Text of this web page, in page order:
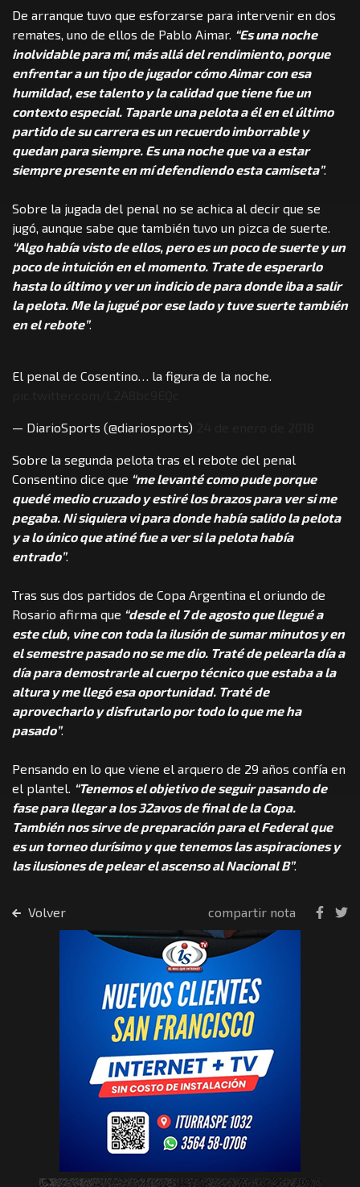
De arranque tuvo que esforzarse para intervenir en dos
remates, uno de ellos de Pablo Aimar. “Es una noche
inolvidable para mí, más allá del rendimiento, porque
enfrentar a un tipo de jugador cómo Aimar con esa
humildad, ese talento y la calidad que tiene fue un
contexto especial. Taparle una pelota a él en el último
partido de su carrera es un recuerdo imborrable y
quedan para siempre. Es una noche que va a estar
siempre presente en mí defendiendo esta camiseta”.
Sobre la jugada del penal no se achica al decir que se
jugó, aunque sabe que también tuvo un pizca de suerte.
“Algo había visto de ellos, pero es un poco de suerte y un
poco de intuición en el momento. Trate de esperarlo
hasta lo último y ver un indicio de para donde iba a salir
la pelota. Me la jugué por ese lado y tuve suerte también
en el rebote”.
El penal de Cosentino… la figura de la noche.
— DiarioSports (@diariosports)
Sobre la segunda pelota tras el rebote del penal
Consentino dice que “me levanté como pude porque
quedé medio cruzado y estiré los brazos para ver si me
pegaba. Ni siquiera vi para donde había salido la pelota
y a lo único que atiné fue a ver si la pelota había
entrado”.
Tras sus dos partidos de Copa Argentina el oriundo de
Rosario afirma que “desde el 7 de agosto que llegué a
este club, vine con toda la ilusión de sumar minutos y en
el semestre pasado no se me dio. Traté de pelearla día a
día para demostrarle al cuerpo técnico que estaba a la
altura y me llegó esa oportunidad. Traté de
aprovecharlo y disfrutarlo por todo lo que me ha
pasado”.
Pensando en lo que viene el arquero de 29 años confía en
el plantel. “Tenemos el objetivo de seguir pasando de
fase para llegar a los 32avos de final de la Copa.
También nos sirve de preparación para el Federal que
es un torneo durísimo y que tenemos las aspiraciones y
las ilusiones de pelear el ascenso al Nacional B”.
Volver compartir nota